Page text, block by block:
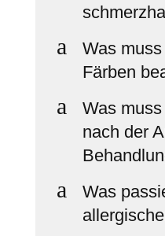
a
Was
Färben
a
Was
nach der
a
Was